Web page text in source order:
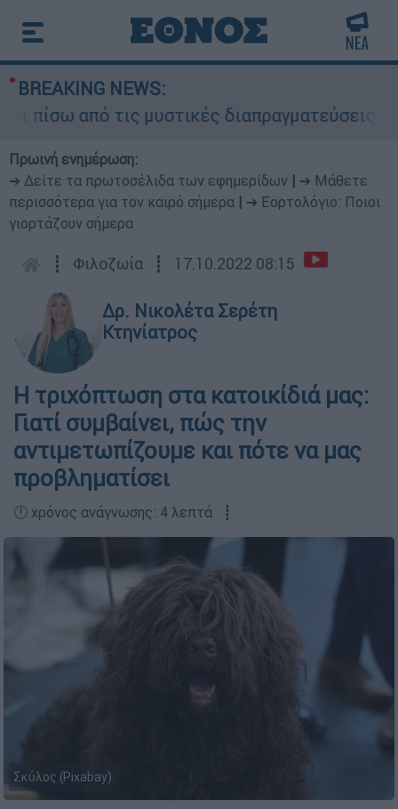
BREAKING NEWS:
από τις μυστικές διαπραγματεύσεις και
Πρωινή ενημέρωση:
➔ Δείτε τα πρωτοσέλιδα των εφημερίδων
➔ Μάθετε
περισσότερα για τον καιρό σήμερα
➔ Εορτολόγιο: Ποιοι
γιορτάζουν σήμερα
┋ Φιλοζωία ┋ 17.10.2022 08:15
Δρ. Νικολέτα Σερέτη
Κτηνίατρος
Η τριχόπτωση στα κατοικίδιά μας:
Γιατί συμβαίνει, πώς την
αντιμετωπίζουμε και πότε να μας
προβληματίσει
🕛 χρόνος ανάγνωσης: 4 λεπτά ┋
Σκύλος (Pixabay)